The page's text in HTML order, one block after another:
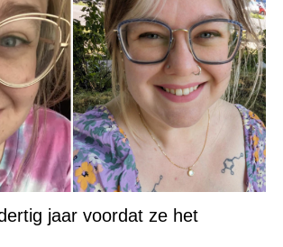
jaar voordat ze het